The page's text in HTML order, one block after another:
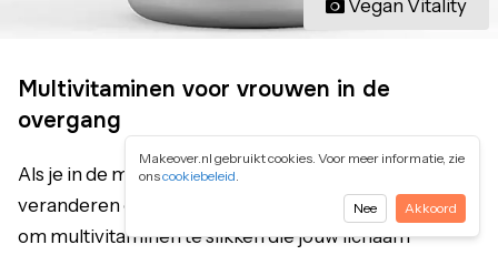
Vegan Vitality
Multivitaminen voor vrouwen in de
overgang
Als je in de menopauze bent is je lichaam aan het
veranderen en dit betekent ook dat je er baat bij hebt
om multivitaminen te slikken die jouw lichaam
Makeover.nl gebruikt cookies. Voor meer informatie, zie
onscookiebeleid.
Nee
Akkoord